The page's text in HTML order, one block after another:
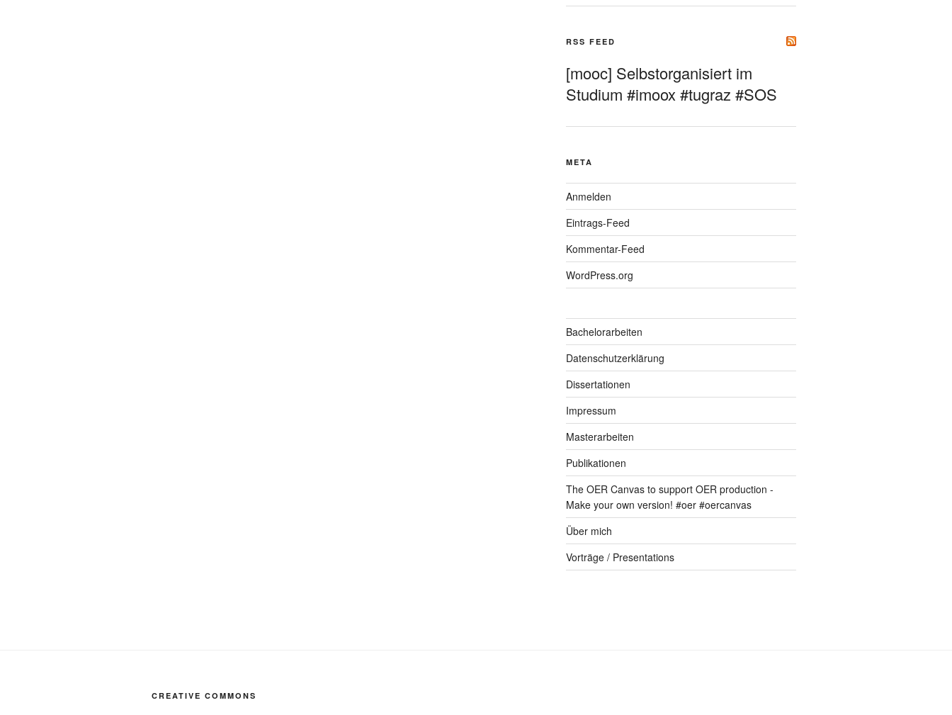
RSS FEED
[mooc] Selbstorganisiert im
Studium #imoox #tugraz #SOS
META
Anmelden
Eintrags-Feed
Kommentar-Feed
WordPress.org
Bachelorarbeiten
Datenschutzerklärung
Dissertationen
Impressum
Masterarbeiten
Publikationen
The OER Canvas to support OER production -
Make your own version! #oer #oercanvas
Über mich
Vorträge / Presentations
CREATIVE COMMONS